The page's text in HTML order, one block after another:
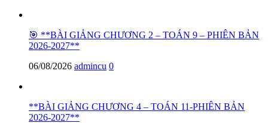
🎯 **BÀI GIẢNG CHƯƠNG 2 – TOÁN 9 – PHIÊN BẢN
2026-2027**
06/08/2026 admincu 0
**BÀI GIẢNG CHƯƠNG 4 – TOÁN 11-PHIÊN BẢN
2026-2027**